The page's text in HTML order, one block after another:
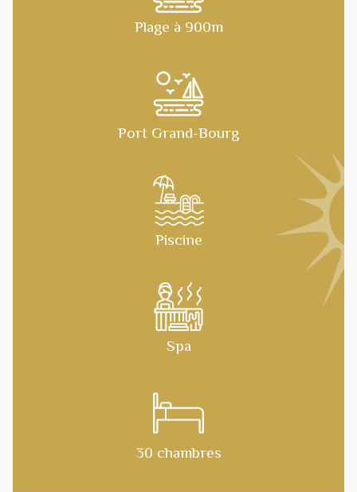
Plage à 900m
Port Grand-Bourg
Piscine
Spa
30 chambres